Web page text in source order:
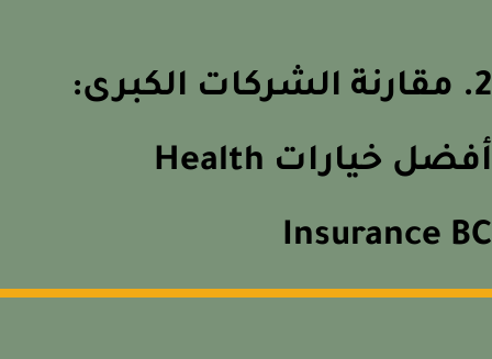
مقارنة الشركات الكبرى:
أفضل خيارات Health
Insurance